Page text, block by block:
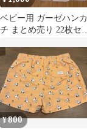
ベビー用 ガーゼハンカ
チ まとめ売り 22枚セッ
¥800